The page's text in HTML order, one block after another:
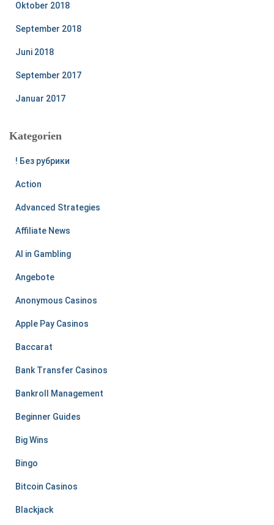
Oktober 2018
September 2018
Juni 2018
September 2017
Januar 2017
Kategorien
! Без рубрики
Action
Advanced Strategies
Affiliate News
AI in Gambling
Angebote
Anonymous Casinos
Apple Pay Casinos
Baccarat
Bank Transfer Casinos
Bankroll Management
Beginner Guides
Big Wins
Bingo
Bitcoin Casinos
Blackjack